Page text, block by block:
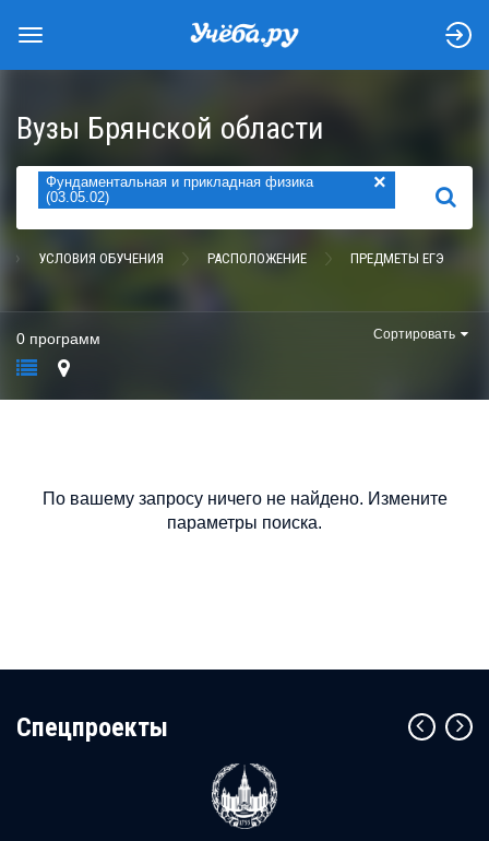
Вузы Брянской области
Фундаментальная и прикладная физика
(03.05.02)
×
НАЙТИ
УСЛОВИЯ ОБУЧЕНИЯ РАСПОЛОЖЕНИЕ ПРЕДМЕТЫ ЕГЭ
0 программ Сортировать
По вашему запросу ничего не найдено. Измените
параметры поиска.
Cпецпроекты